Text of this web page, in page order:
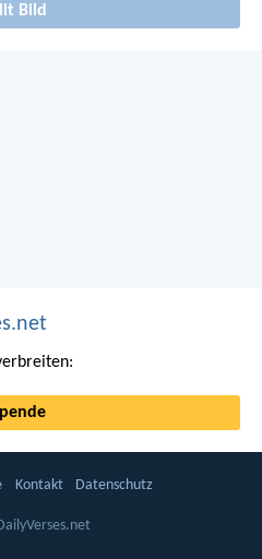
Bild
Kontakt Datenschutz